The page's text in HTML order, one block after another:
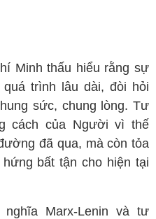
Minh thấu hiểu rằng sự
trình lâu dài, đòi hỏi
sức, chung lòng. Tư
cách của Người vì thế
đã qua, mà còn tỏa
bất tận cho hiện tại
Marx-Lenin và tư